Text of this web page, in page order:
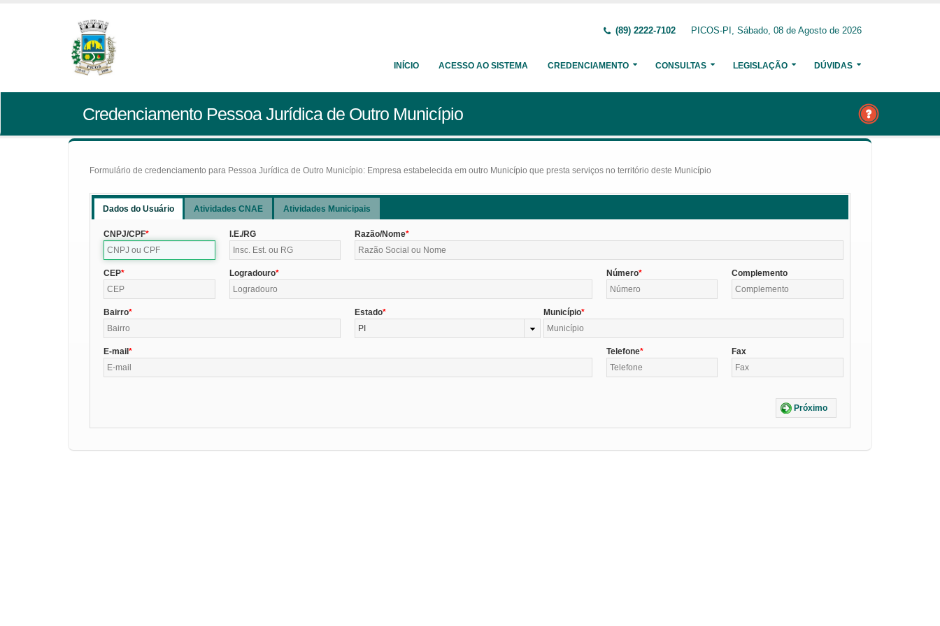
(89) 2222-7102 PICOS-PI, Sábado, 08 de Agosto de 2026
INÍCIO ACESSO AO SISTEMA CREDENCIAMENTO CONSULTAS LEGISLAÇÃO DÚVIDAS
Credenciamento Pessoa Jurídica de Outro Município
Formulário de credenciamento para Pessoa Jurídica de Outro Município: Empresa estabelecida em outro Município que presta serviços no território deste Município
Dados do Usuário Atividades CNAE Atividades Municipais
CNPJ/CPF I.E./RG Razão/Nome
CEP Logradouro Número Complemento
Bairro
Estado
PI
Município
E-mail Telefone Fax
Próximo